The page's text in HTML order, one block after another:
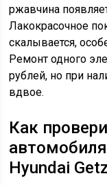
ржавчина
Лакокрасочное
скалывается,
Ремонт одного
рублей, но при
вдвое.
Как
Hyundai